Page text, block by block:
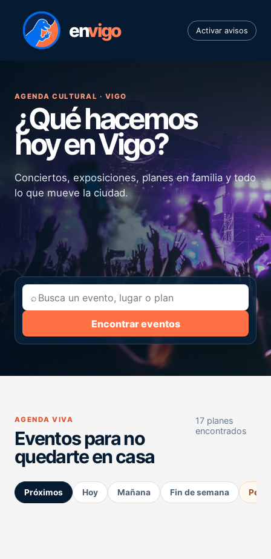
envigo Activar avisos
AGENDA CULTURAL · VIGO
¿Qué hacemos
hoy en Vigo?
Conciertos, exposiciones, planes en familia y todo
lo que mueve la ciudad.
⌕
Encontrar eventos
AGENDA VIVA
Eventos para no
quedarte en casa
17 planes
encontrados
Próximos Hoy Mañana Fin de semana